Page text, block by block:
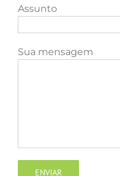
Assunto
Sua mensagem